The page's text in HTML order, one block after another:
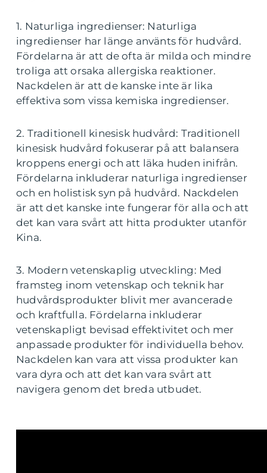
1. Naturliga ingredienser: Naturliga
ingredienser har länge använts för hudvård.
Fördelarna är att de ofta är milda och mindre
troliga att orsaka allergiska reaktioner.
Nackdelen är att de kanske inte är lika
effektiva som vissa kemiska ingredienser.
2. Traditionell kinesisk hudvård: Traditionell
kinesisk hudvård fokuserar på att balansera
kroppens energi och att läka huden inifrån.
Fördelarna inkluderar naturliga ingredienser
och en holistisk syn på hudvård. Nackdelen
är att det kanske inte fungerar för alla och att
det kan vara svårt att hitta produkter utanför
Kina.
3. Modern vetenskaplig utveckling: Med
framsteg inom vetenskap och teknik har
hudvårdsprodukter blivit mer avancerade
och kraftfulla. Fördelarna inkluderar
vetenskapligt bevisad effektivitet och mer
anpassade produkter för individuella behov.
Nackdelen kan vara att vissa produkter kan
vara dyra och att det kan vara svårt att
navigera genom det breda utbudet.